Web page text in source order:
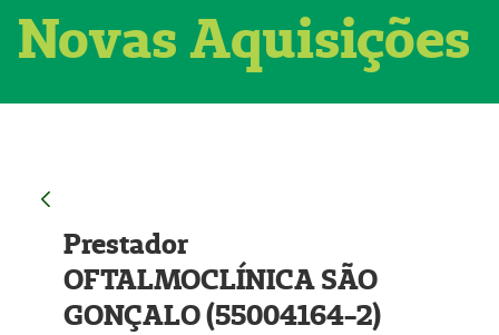
Novas Aquisições
Prestador
OFTALMOCLÍNICA SÃO
GONÇALO (55004164-2)